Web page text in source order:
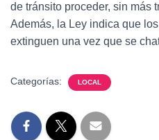
de tránsito proceder, sin más
Además, la Ley indica que
extinguen una vez que se
Categorías: LOCAL